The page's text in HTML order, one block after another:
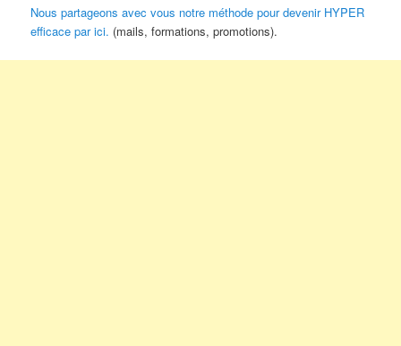
Nous partageons avec vous notre méthode pour devenir HYPER
efficace par ici. (mails, formations, promotions).